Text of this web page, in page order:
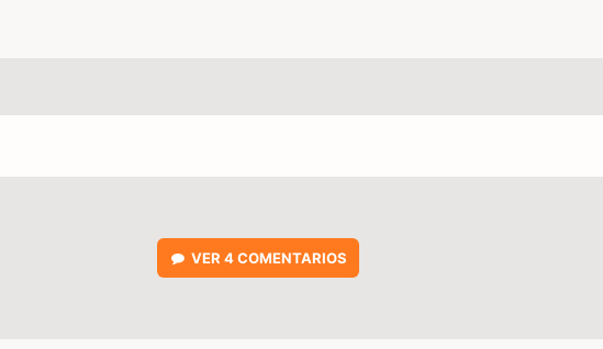
VER 4 COMENTARIOS